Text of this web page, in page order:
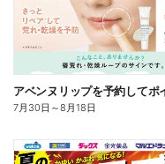
7月30日 ～8月18日